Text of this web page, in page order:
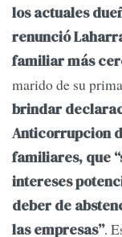
los actuales
renunció
familiar más
marido de su
brindar
Anticorrupcion
familiares, que
intereses
deber de
las empresas”.